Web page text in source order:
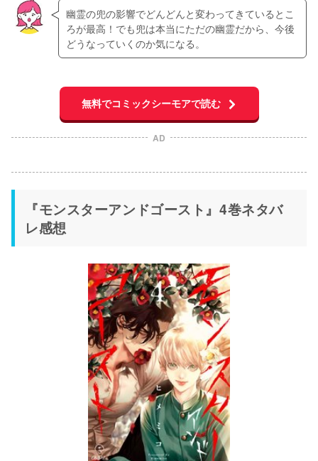
幽霊の兜の影響でどんどんと変わってきているとこ
ろが最高！でも兜は本当にただの幽霊だから、今後
どうなっていくのか気になる。
無料でコミックシーモアで読む
AD
『モンスターアンドゴースト』4巻ネタバ
レ感想